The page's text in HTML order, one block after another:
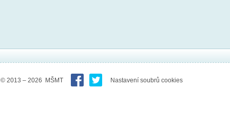
© 2013 – 2026 MŠMT Nastavení soubrů cookies